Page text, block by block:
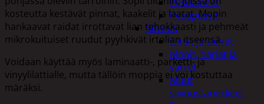
Pesupussit
Siivous
Liinat ja sienet
Mopit, harjat ja
varret
Muut
siivoustarvikkeet
kosteutta kestävät pinnat, kaakelit ja laatat. Mopin
hankaavat raidat irrottavat lian tehokkaasti ja pehmeät
mikrokuituiset ruudut pyyhkivät irtolian itseensä.
Voidaan käyttää myös laminaatti-, parketti- ja
vinyylilattialle, mutta tällöin moppia ei voi kostuttaa
märäksi.